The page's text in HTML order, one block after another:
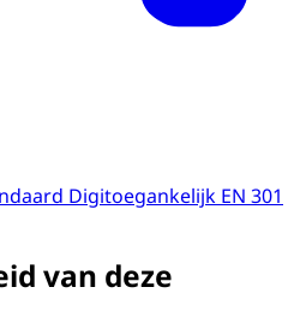
Digitoegankelijk EN 301
van deze